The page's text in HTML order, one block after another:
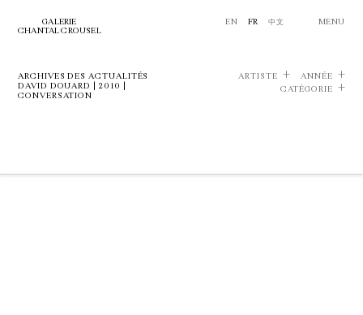
GALERIE
CHANTAL CROUSEL
EN FR 中文 MENU
ARCHIVES DES ACTUALITÉS
DAVID DOUARD | 2010 |
CONVERSATION
ARTISTE
ANNÉE
CATÉGORIE